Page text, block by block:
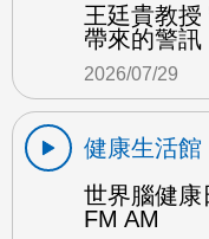
王廷貴教
帶來的警訊
2026/07/29
健康生活館
世界腦健康
FM AM